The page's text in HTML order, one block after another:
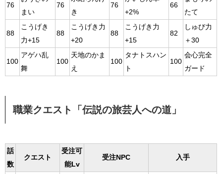
76
まい
76
き
76
+2%
66
たて
88
こうげき
力+15
88
こうげき力
+20
88
こうげき力
+15
82
しゅび力
＋30
100
アゲハ乱
舞
100
天地のかま
え
100
タナトスハン
ト
100
会心完全
ガード
職業クエスト「伝説の旅芸人への道」
話
数
クエスト
受注可
能Lv
受注NPC 入手